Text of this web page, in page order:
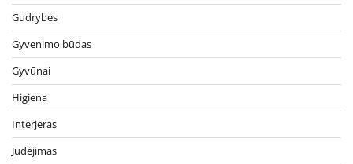
Gudrybės
Gyvenimo būdas
Gyvūnai
Higiena
Interjeras
Judėjimas